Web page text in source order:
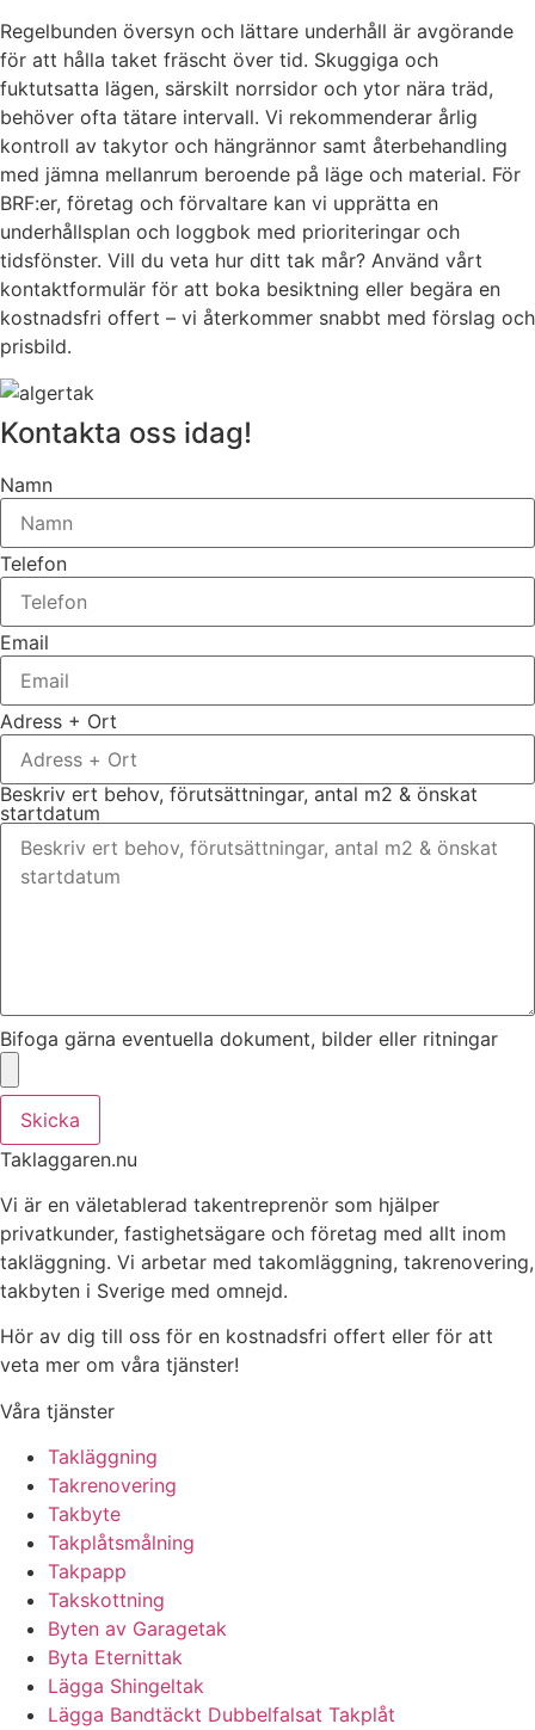
Regelbunden översyn och lättare underhåll är avgörande
för att hålla taket fräscht över tid. Skuggiga och
fuktutsatta lägen, särskilt norrsidor och ytor nära träd,
behöver ofta tätare intervall. Vi rekommenderar årlig
kontroll av takytor och hängrännor samt återbehandling
med jämna mellanrum beroende på läge och material. För
BRF:er, företag och förvaltare kan vi upprätta en
underhållsplan och loggbok med prioriteringar och
tidsfönster. Vill du veta hur ditt tak mår? Använd vårt
kontaktformulär för att boka besiktning eller begära en
kostnadsfri offert – vi återkommer snabbt med förslag och
prisbild.
Kontakta oss idag!
Namn
Telefon
Email
Adress + Ort
Beskriv ert behov, förutsättningar, antal m2 & önskat
startdatum
Bifoga gärna eventuella dokument, bilder eller ritningar
Skicka
Taklaggaren.nu
Vi är en väletablerad takentreprenör som hjälper
privatkunder, fastighetsägare och företag med allt inom
takläggning. Vi arbetar med takomläggning, takrenovering,
takbyten i Sverige med omnejd.
Hör av dig till oss för en kostnadsfri offert eller för att
veta mer om våra tjänster!
Våra tjänster
Takläggning
Takrenovering
Takbyte
Takplåtsmålning
Takpapp
Takskottning
Byten av Garagetak
Byta Eternittak
Lägga Shingeltak
Lägga Bandtäckt Dubbelfalsat Takplåt